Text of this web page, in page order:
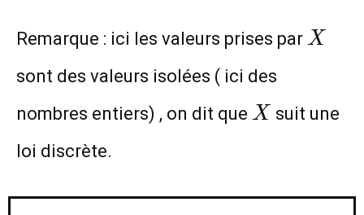
Remarque : ici les valeurs prises par X
X
sont des valeurs isolées ( ici des
nombres entiers) , on dit que X
X suit une
loi discrète.